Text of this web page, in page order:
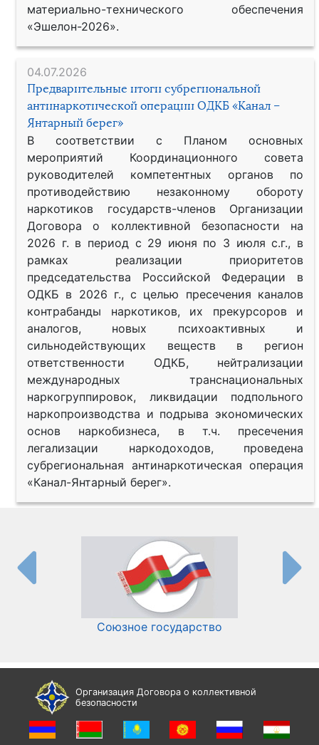
материально-технического обеспечения
«Эшелон-2026».
04.07.2026
Предварительные итоги субрегиональной
антинаркотической операции ОДКБ «Канал –
Янтарный берег»
В соответствии с Планом основных
мероприятий Координационного совета
руководителей компетентных органов по
противодействию незаконному обороту
наркотиков государств-членов Организации
Договора о коллективной безопасности на
2026 г. в период с 29 июня по 3 июля с.г., в
рамках реализации приоритетов
председательства Российской Федерации в
ОДКБ в 2026 г., с целью пресечения каналов
контрабанды наркотиков, их прекурсоров и
аналогов, новых психоактивных и
сильнодействующих веществ в регион
ответственности ОДКБ, нейтрализации
международных транснациональных
наркогруппировок, ликвидации подпольного
наркопроизводства и подрыва экономических
основ наркобизнеса, в т.ч. пресечения
легализации наркодоходов, проведена
субрегиональная антинаркотическая операция
«Канал-Янтарный берег».
Союзное государство
Организация Договора о коллективной
безопасности